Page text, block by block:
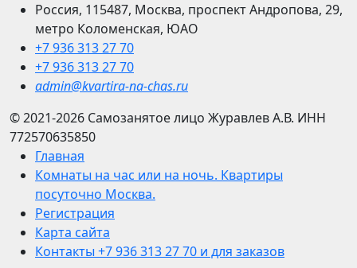
Россия, 115487, Москва, проспект Андропова, 29,
метро Коломенская, ЮАО
+7 936 313 27 70
+7 936 313 27 70
admin@kvartira-na-chas.ru
© 2021-2026 Самозанятое лицо Журавлев А.В. ИНН
772570635850
Главная
Комнаты на час или на ночь. Квартиры
посуточно Москва.
Регистрация
Карта сайта
Контакты +7 936 313 27 70 и для заказов